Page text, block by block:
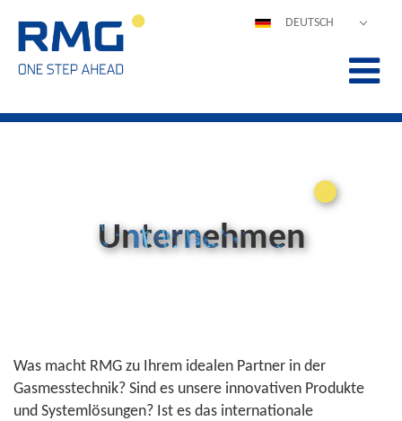
DEUTSCH
Unternehmen
Was macht RMG zu Ihrem idealen Partner in der
Gasmesstechnik? Sind es unsere innovativen Produkte
und Systemlösungen? Ist es das internationale